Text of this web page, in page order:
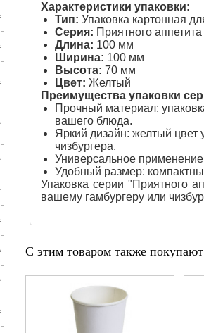
Характеристики упаковки:
Тип: Упаковка картонная
Серия: Приятного аппетита
Длина: 100 мм
Ширина: 100 мм
Высота: 70 мм
Цвет: Желтый
Преимущества упаковки
Прочный материал:
вашего блюда.
Яркий дизайн: желтый цвет
чизбургера.
Универсальное
Удобный размер:
Упаковка серии "Приятного
вашему гамбургеру или
С этим товаром также покупают